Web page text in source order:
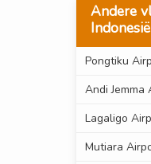
Andere
Indonesië
Pongtiku
Andi Jemma
Lagaligo
Mutiara